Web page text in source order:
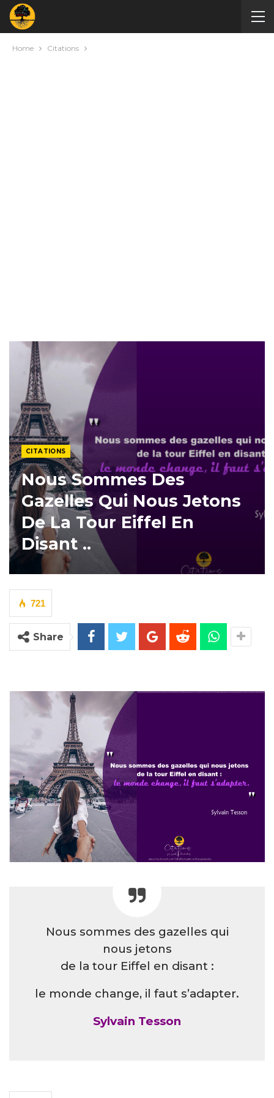
Home Citations
CITATIONS
Nous Sommes Des
Gazelles Qui Nous Jetons
De La Tour Eiffel En
Disant ..
721
Share
Nous sommes des gazelles qui
nous jetons
de la tour Eiffel en disant :
le monde change, il faut s’adapter.
Sylvain Tesson